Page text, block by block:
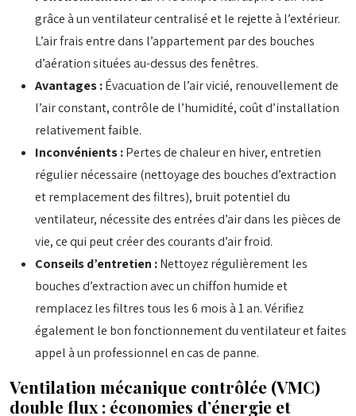
grâce à un ventilateur centralisé et le rejette à l’extérieur.
L’air frais entre dans l’appartement par des bouches
d’aération situées au-dessus des fenêtres.
Avantages :Évacuation de l’air vicié, renouvellement de
l’air constant, contrôle de l’humidité, coût d’installation
relativement faible.
Inconvénients :Pertes de chaleur en hiver, entretien
régulier nécessaire (nettoyage des bouches d’extraction
et remplacement des filtres), bruit potentiel du
ventilateur, nécessite des entrées d’air dans les pièces de
vie, ce qui peut créer des courants d’air froid.
Conseils d’entretien :Nettoyez régulièrement les
bouches d’extraction avec un chiffon humide et
remplacez les filtres tous les 6 mois à 1 an. Vérifiez
également le bon fonctionnement du ventilateur et faites
appel à un professionnel en cas de panne.
Ventilation mécanique contrôlée (VMC)
double flux : économies d’énergie et